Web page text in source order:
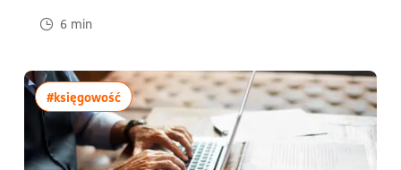
6 min
#księgowośćwięcej artykułów z tagiem:#księgowość